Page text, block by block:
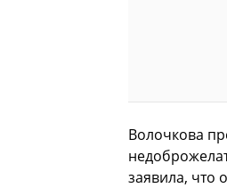
Волочкова
заявила, что